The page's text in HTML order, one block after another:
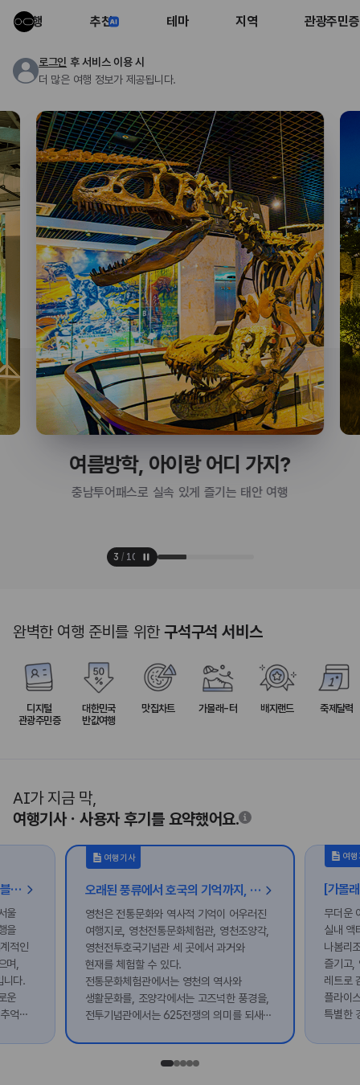
여행 추천 테마 지역 관광주민증
로그인 후 서비스 이용 시
더 많은 여행 정보가 제공됩니다.
여름방학, 아이랑 어디 가지?
충남투어패스로 실속 있게 즐기는 태안 여행
3 / 10
완벽한 여행 준비를 위한구석구석 서비스
디지털
관광주민증
대한민국
반값여행
맛집차트 가볼래-터 배지랜드 축제달력
AI가 지금 막,
여행기사ㆍ사용자 후기를 요약했어요.
[가볼래-터] 지붕 아래 아트 트래블, 시원한 감성 데이트
울
을
적인
며,
니다.
운
억을
여행기사
오래된 풍류에서 호국의 기억까지, 영천 시간 여행
영천은 전통문화와 역사적 기억이 어우러진
여행지로, 영천전통문화체험관, 영천조양각,
영천전투호국기념관 세 곳에서 과거와
현재를 체험할 수 있다.
전통문화체험관에서는 영천의 역사와
생활문화를, 조양각에서는 고즈넉한 풍경을,
전투기념관에서는 625전쟁의 의미를 되새길
여
무더운
실내 액
나봄리
즐기고,
레트로
플라이
특별한